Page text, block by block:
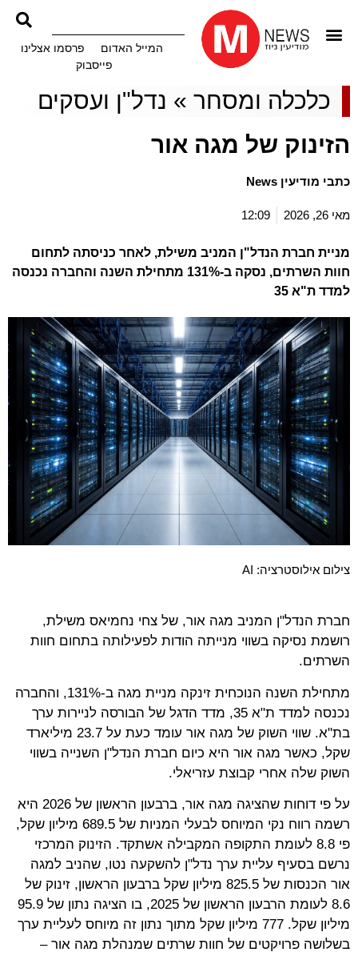
המייל האדום
פרסמו אצלינו
פייסבוק
כלכלה ומסחר» נדל"ן ועסקים
הזינוק של מגה אור
כתבי מודיעין News
מאי 26, 2026 12:09
מניית חברת הנדל"ן המניב משילת, לאחר כניסתה לתחום
חוות השרתים, נסקה ב-131% מתחילת השנה והחברה נכנסה
למדד ת"א 35
צילום אילוסטרציה: AI
חברת הנדל"ן המניב מגה אור, של צחי נחמיאס משילת,
רושמת נסיקה בשווי מנייתה הודות לפעילותה בתחום חוות
השרתים.
מתחילת השנה הנוכחית זינקה מניית מגה ב-131%, והחברה
נכנסה למדד ת"א 35, מדד הדגל של הבורסה לניירות ערך
בת"א. שווי השוק של מגה אור עומד כעת על 23.7 מיליארד
שקל, כאשר מגה אור היא כיום חברת הנדל"ן השנייה בשווי
השוק שלה אחרי קבוצת עזריאלי.
על פי דוחות שהציגה מגה אור, ברבעון הראשון של 2026 היא
רשמה רווח נקי המיוחס לבעלי המניות של 689.5 מיליון שקל,
פי 8.8 לעומת התקופה המקבילה אשתקד. הזינוק המרכזי
נרשם בסעיף עליית ערך נדל"ן להשקעה נטו, שהניב למגה
אור הכנסות של 825.5 מיליון שקל ברבעון הראשון, זינוק של
8.6 לעומת הרבעון הראשון של 2025, בו הציגה נתון של 95.9
מיליון שקל. 777 מיליון שקל מתוך נתון זה מיוחס לעליית ערך
בשלושה פרויקטים של חוות שרתים שמנהלת מגה אור –